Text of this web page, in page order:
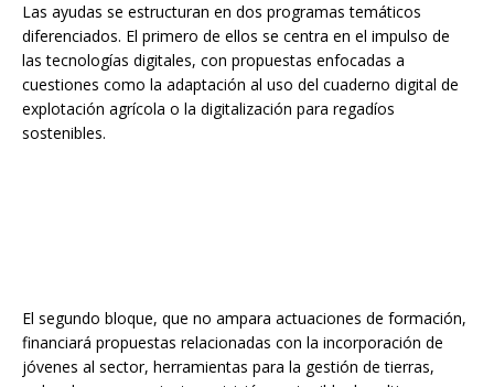
Las ayudas se estructuran en dos programas temáticos
diferenciados. El primero de ellos se centra en el impulso de
las tecnologías digitales, con propuestas enfocadas a
cuestiones como la adaptación al uso del cuaderno digital de
explotación agrícola o la digitalización para regadíos
sostenibles.
El segundo bloque, que no ampara actuaciones de formación,
financiará propuestas relacionadas con la incorporación de
jóvenes al sector, herramientas para la gestión de tierras,